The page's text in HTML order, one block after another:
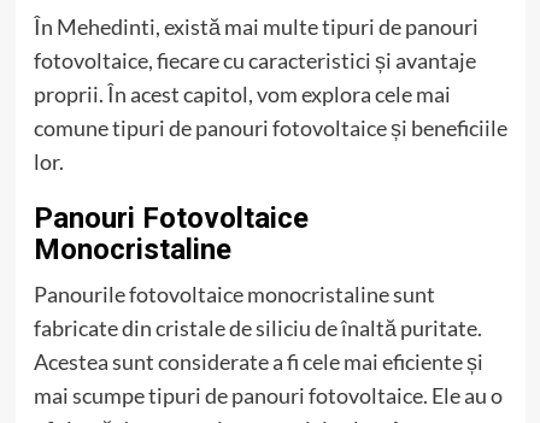
În Mehedinti, există mai multe tipuri de panouri
fotovoltaice, fiecare cu caracteristici și avantaje
proprii. În acest capitol, vom explora cele mai
comune tipuri de panouri fotovoltaice și beneficiile
lor.
Panouri Fotovoltaice
Monocristaline
Panourile fotovoltaice monocristaline sunt
fabricate din cristale de siliciu de înaltă puritate.
Acestea sunt considerate a fi cele mai eficiente și
mai scumpe tipuri de panouri fotovoltaice. Ele au o